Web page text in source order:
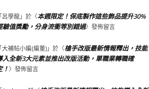
「呂學龍」於〈本週限定！保底製作這些飾品提升30%
驗值獎勵，分身流衝等別錯過〉發佈留言
「大補帖小編(編董)」於〈槍手改版最新情報釋出，技能
入全新3大元素並推出改版活動，單職業轉職確
！〉發佈留言